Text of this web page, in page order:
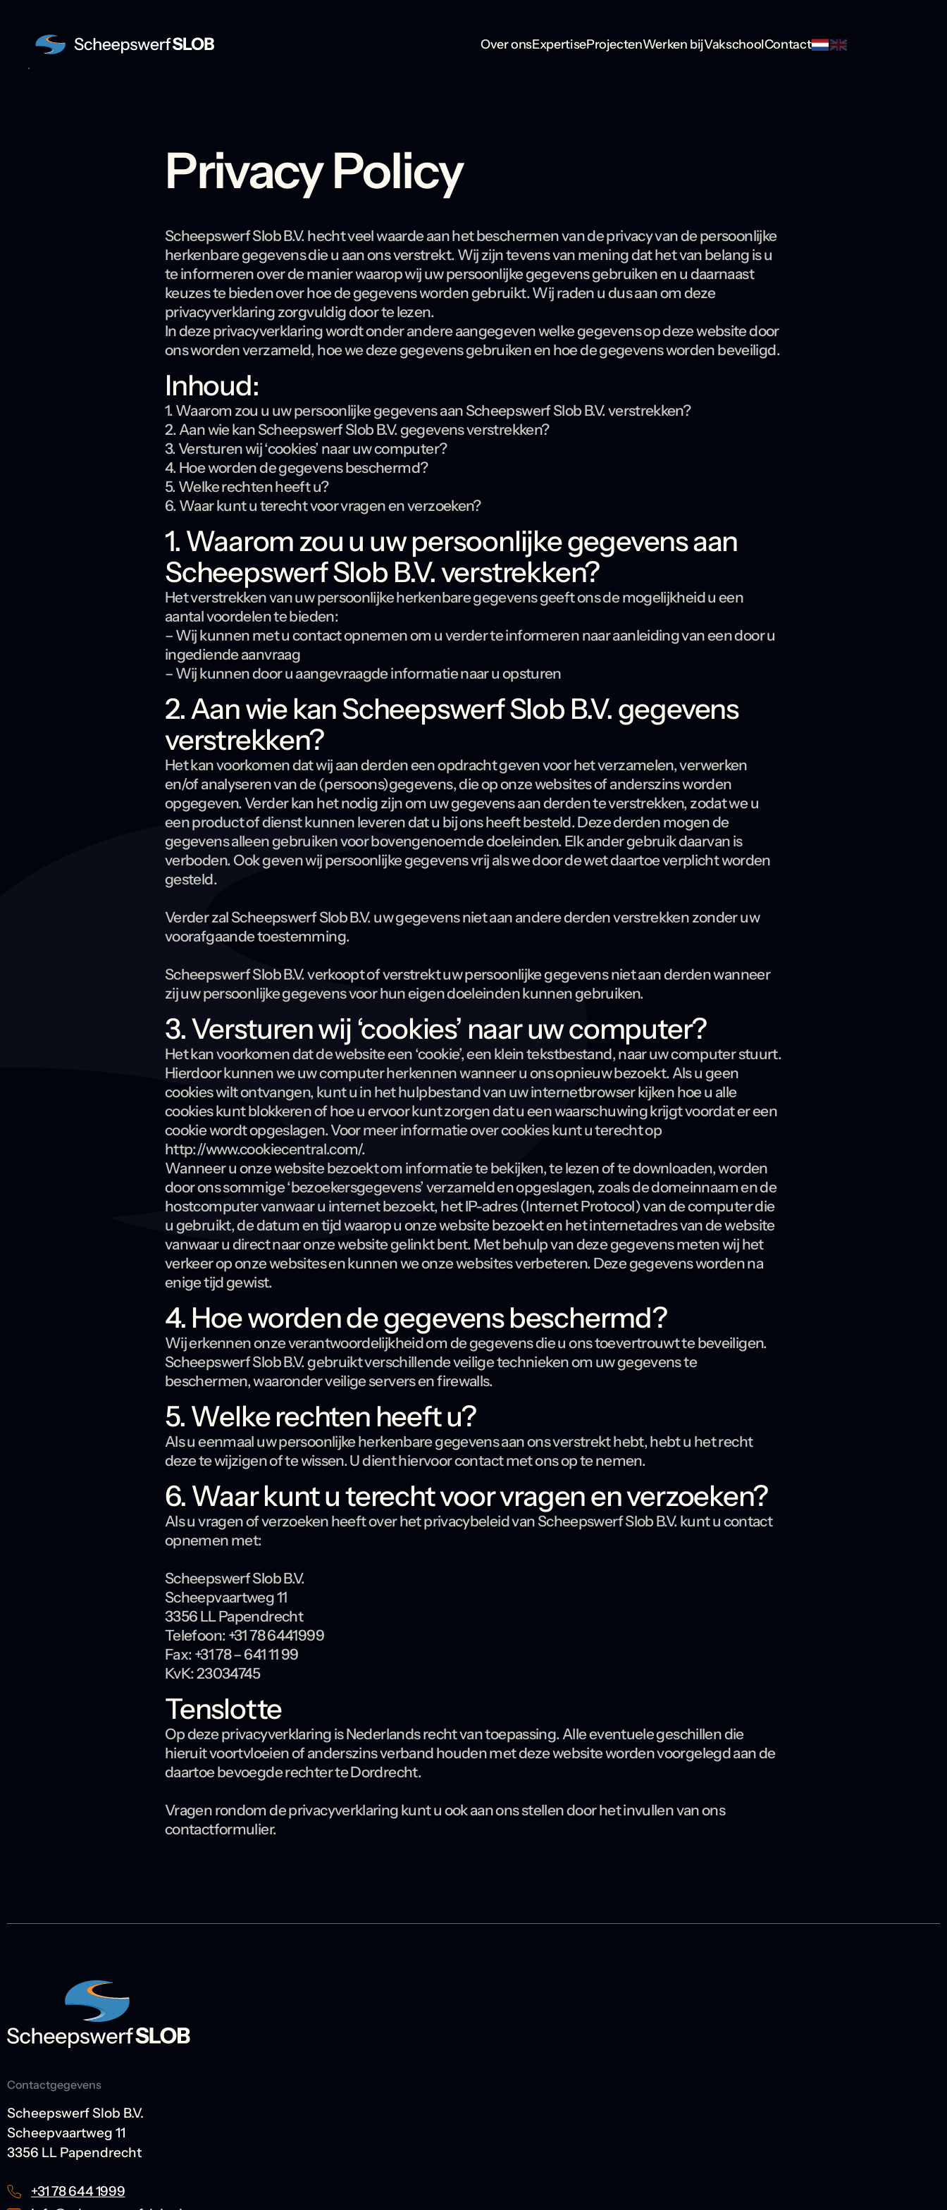
Over onsExpertiseProjectenWerken bijVakschoolContact
Privacy Policy
Scheepswerf Slob B.V. hecht veel waarde aan het beschermen van de privacy van de persoonlijke
herkenbare gegevens die u aan ons verstrekt. Wij zijn tevens van mening dat het van belang is u
te informeren over de manier waarop wij uw persoonlijke gegevens gebruiken en u daarnaast
keuzes te bieden over hoe de gegevens worden gebruikt. Wij raden u dus aan om deze
privacyverklaring zorgvuldig door te lezen.
In deze privacyverklaring wordt onder andere aangegeven welke gegevens op deze website door
ons worden verzameld, hoe we deze gegevens gebruiken en hoe de gegevens worden beveiligd.
Inhoud:
1. Waarom zou u uw persoonlijke gegevens aan Scheepswerf Slob B.V. verstrekken?
2. Aan wie kan Scheepswerf Slob B.V. gegevens verstrekken?
3. Versturen wij ‘cookies’ naar uw computer?
4. Hoe worden de gegevens beschermd?
5. Welke rechten heeft u?
6. Waar kunt u terecht voor vragen en verzoeken?
1. Waarom zou u uw persoonlijke gegevens aan
Scheepswerf Slob B.V. verstrekken?
Het verstrekken van uw persoonlijke herkenbare gegevens geeft ons de mogelijkheid u een
aantal voordelen te bieden:
– Wij kunnen met u contact opnemen om u verder te informeren naar aanleiding van een door u
ingediende aanvraag
– Wij kunnen door u aangevraagde informatie naar u opsturen
2. Aan wie kan Scheepswerf Slob B.V. gegevens
verstrekken?
Het kan voorkomen dat wij aan derden een opdracht geven voor het verzamelen, verwerken
en/of analyseren van de (persoons)gegevens, die op onze websites of anderszins worden
opgegeven. Verder kan het nodig zijn om uw gegevens aan derden te verstrekken, zodat we u
een product of dienst kunnen leveren dat u bij ons heeft besteld. Deze derden mogen de
gegevens alleen gebruiken voor bovengenoemde doeleinden. Elk ander gebruik daarvan is
verboden. Ook geven wij persoonlijke gegevens vrij als we door de wet daartoe verplicht worden
gesteld.
Verder zal Scheepswerf Slob B.V. uw gegevens niet aan andere derden verstrekken zonder uw
voorafgaande toestemming.
Scheepswerf Slob B.V. verkoopt of verstrekt uw persoonlijke gegevens niet aan derden wanneer
zij uw persoonlijke gegevens voor hun eigen doeleinden kunnen gebruiken.
3. Versturen wij ‘cookies’ naar uw computer?
Het kan voorkomen dat de website een ‘cookie’, een klein tekstbestand, naar uw computer stuurt.
Hierdoor kunnen we uw computer herkennen wanneer u ons opnieuw bezoekt. Als u geen
cookies wilt ontvangen, kunt u in het hulpbestand van uw internetbrowser kijken hoe u alle
cookies kunt blokkeren of hoe u ervoor kunt zorgen dat u een waarschuwing krijgt voordat er een
cookie wordt opgeslagen. Voor meer informatie over cookies kunt u terecht op
http://www.cookiecentral.com/.
Wanneer u onze website bezoekt om informatie te bekijken, te lezen of te downloaden, worden
door ons sommige ‘bezoekersgegevens’ verzameld en opgeslagen, zoals de domeinnaam en de
hostcomputer vanwaar u internet bezoekt, het IP-adres (Internet Protocol) van de computer die
u gebruikt, de datum en tijd waarop u onze website bezoekt en het internetadres van de website
vanwaar u direct naar onze website gelinkt bent. Met behulp van deze gegevens meten wij het
verkeer op onze websites en kunnen we onze websites verbeteren. Deze gegevens worden na
enige tijd gewist.
4. Hoe worden de gegevens beschermd?
Wij erkennen onze verantwoordelijkheid om de gegevens die u ons toevertrouwt te beveiligen.
Scheepswerf Slob B.V. gebruikt verschillende veilige technieken om uw gegevens te
beschermen, waaronder veilige servers en firewalls.
5. Welke rechten heeft u?
Als u eenmaal uw persoonlijke herkenbare gegevens aan ons verstrekt hebt, hebt u het recht
deze te wijzigen of te wissen. U dient hiervoor contact met ons op te nemen.
6. Waar kunt u terecht voor vragen en verzoeken?
Als u vragen of verzoeken heeft over het privacybeleid van Scheepswerf Slob B.V. kunt u contact
opnemen met:
Scheepswerf Slob B.V.
Scheepvaartweg 11
3356 LL Papendrecht
Telefoon: +31 78 6441999
Fax: +31 78 – 641 11 99
KvK: 23034745
Tenslotte
Op deze privacyverklaring is Nederlands recht van toepassing. Alle eventuele geschillen die
hieruit voortvloeien of anderszins verband houden met deze website worden voorgelegd aan de
daartoe bevoegde rechter te Dordrecht.
Vragen rondom de privacyverklaring kunt u ook aan ons stellen door het invullen van ons
contactformulier.
Contactgegevens
Scheepswerf Slob B.V.
Scheepvaartweg 11
3356 LL Papendrecht
+31 78 644 1999